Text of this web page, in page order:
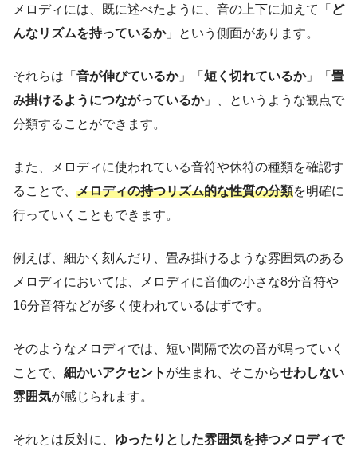
メロディには、既に述べたように、音の上下に加えて「 ど
んなリズムを持っているか」という側面があります。
それらは「 音が伸びているか」「 短く切れているか」「 畳
み掛けるようにつながっているか」、というような観点で
分類することができます。
また、メロディに使われている音符や休符の種類を確認す
ることで、 メロディの持つリズム的な性質の分類を明確に
行っていくこともできます。
例えば、細かく刻んだり、畳み掛けるような雰囲気のある
メロディにおいては、メロディに音価の小さな8分音符や
16分音符などが多く使われているはずです。
そのようなメロディでは、短い間隔で次の音が鳴っていく
ことで、 細かいアクセント が生まれ、そこからせわしない
雰囲気が感じられます。
それとは反対に、 ゆったりとした雰囲気を持つメロディで